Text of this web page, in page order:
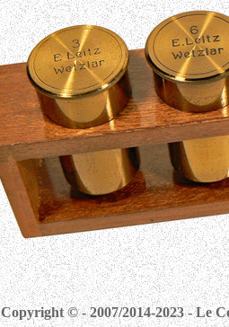
Copyright © - 2007/2014-2023 - Le